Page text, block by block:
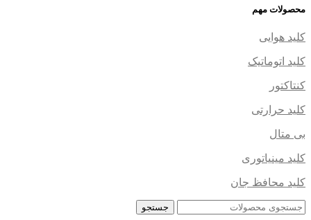
محصولات مهم
کلید هوایی
کلید اتوماتیک
کنتاکتور
کلید حرارتی
بی متال
کلید مینیاتوری
کلید محافظ جان
جستجو